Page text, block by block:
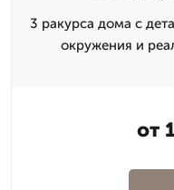
3 ракурса дома с
окружения и
от